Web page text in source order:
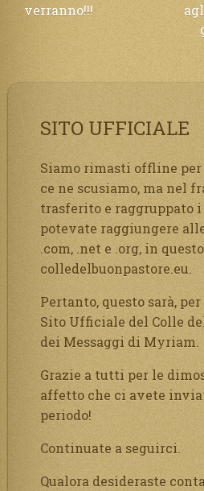
verranno!!!
SITO UFFICIALE
Siamo rimasti offline per
ce ne scusiamo, ma nel
trasferito e raggruppato
potevate raggiungere
.com, .net e .org, in
colledelbuonpastore.eu.
Pertanto, questo sarà,
Sito Ufficiale del Colle
dei Messaggi di Myriam.
Grazie a tutti per le
affetto che ci avete
periodo!
Continuate a seguirci.
Qualora desideraste